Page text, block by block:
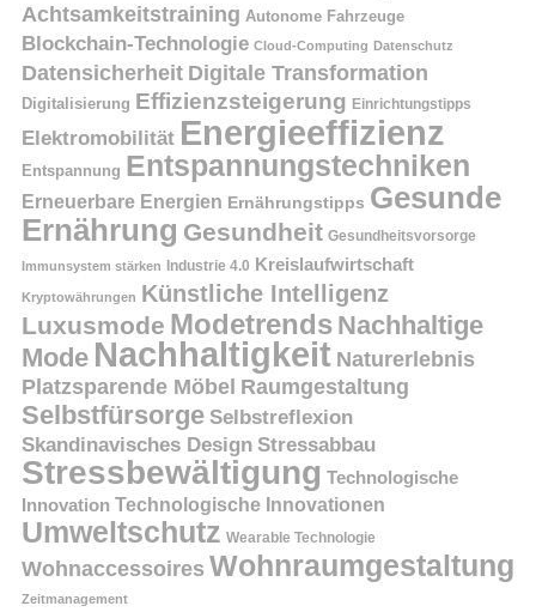
Achtsamkeitstraining Autonome Fahrzeuge
Blockchain-Technologie Cloud-Computing Datenschutz
Datensicherheit Digitale Transformation
Digitalisierung Effizienzsteigerung Einrichtungstipps
Elektromobilität Energieeffizienz
Entspannung Entspannungstechniken
Erneuerbare Energien Ernährungstipps Gesunde
Ernährung Gesundheit Gesundheitsvorsorge
Immunsystem stärken Industrie 4.0 Kreislaufwirtschaft
Kryptowährungen Künstliche Intelligenz
Luxusmode Modetrends Nachhaltige
Mode Nachhaltigkeit Naturerlebnis
Platzsparende Möbel Raumgestaltung
Selbstfürsorge Selbstreflexion
Skandinavisches Design Stressabbau
Stressbewältigung Technologische
Innovation Technologische Innovationen
Umweltschutz Wearable Technologie
Wohnaccessoires Wohnraumgestaltung
Zeitmanagement